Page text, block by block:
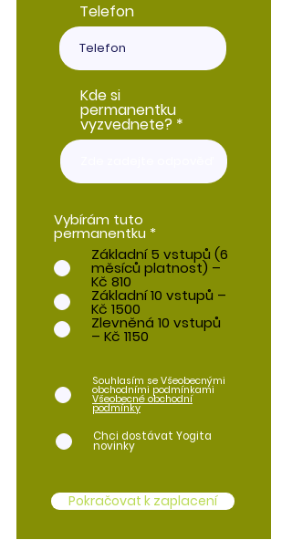
Telefon
Kde si
permanentku
vyzvednete?
Vybírám tuto
permanentku *
Základní 5 vstupů (6
měsíců platnost) –
Kč 810
Základní 10 vstupů –
Kč 1500
Zlevněná 10 vstupů
– Kč 1150
Souhlasím se Všeobecnými
obchodními podmínkami
Všeobecné obchodní
podmínky
Chci dostávat Yogita
novinky
Pokračovat k zaplacení